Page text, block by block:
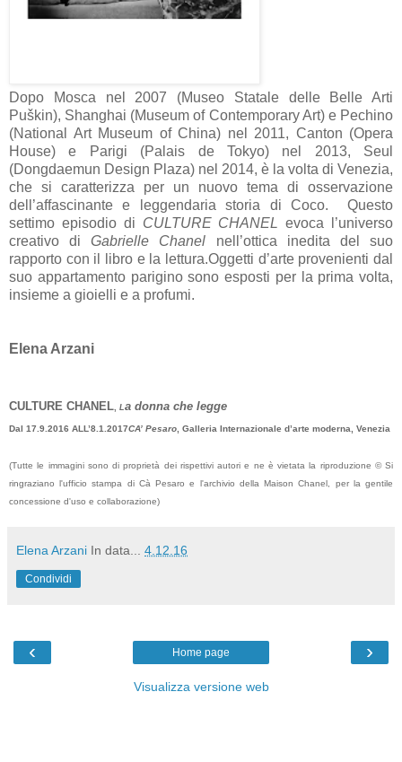
Dopo Mosca nel 2007 (Museo Statale delle Belle Arti
Puškin), Shanghai (Museum of Contemporary Art) e Pechino
(National Art Museum of China) nel 2011, Canton (Opera
House) e Parigi (Palais de Tokyo) nel 2013, Seul
(Dongdaemun Design Plaza) nel 2014, è la volta di Venezia,
che si caratterizza per un nuovo tema di osservazione
dell’affascinante e leggendaria storia di Coco. Questo
settimo episodio di CULTURE CHANEL evoca l’universo
creativo diGabrielle Chanel nell’ottica inedita del suo
rapporto con il libro e la lettura.Oggetti d’arte provenienti dal
suo appartamento parigino sono esposti per la prima volta,
insieme a gioielli e a profumi.
Elena Arzani
CULTURE CHANEL L a donna che legge
Dal 17.9.2016 ALL’8.1.2017CA’ Pesaro , Galleria Internazionale d’arte moderna, Venezia
(Tutte le immagini sono di proprietà dei rispettivi autori e ne è vietata la riproduzione © Si
ringraziano l'ufficio stampa di Cà Pesaro e l'archivio della Maison Chanel, per la gentile
concessione d'uso e collaborazione)
Elena Arzani In data... 4.12.16
Condividi
‹ ›
Home page
Visualizza versione web